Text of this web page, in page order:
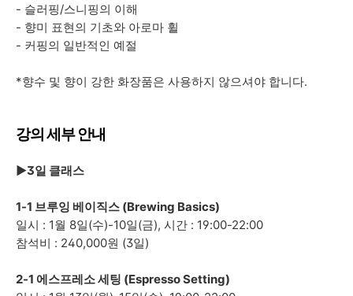
- 슬러핑/스니핑의 이해
- 향미 표현의 기초와 아로마 휠
- 커핑의 일반적인 예절
*향수 및 향이 강한 화장품은 사용하지 않으셔야 합니다.
강의 세부 안내
►3일 클래스
1-1 브루잉 베이직스 (Brewing Basics)
일시 : 1월 8일(수)-10일(금), 시간 : 19:00-22:00
참석비 : 240,000원 (3일)
2-1 에스프레소 세팅 (Espresso Setting)